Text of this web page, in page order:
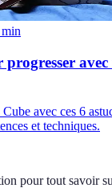
min
progresser
avec ces 6
et techniques.
pour tout savoir